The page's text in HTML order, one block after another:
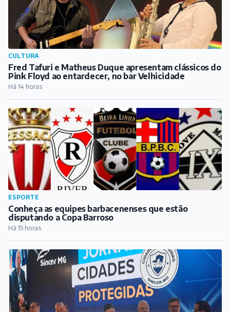
CULTURA
Fred Tafuri e Matheus Duque apresentam clássicos do
Pink Floyd ao entardecer, no bar Velhicidade
Há 14 horas
ESPORTE
Conheça as equipes barbacenenses que estão
disputando a Copa Barroso
Há 15 horas